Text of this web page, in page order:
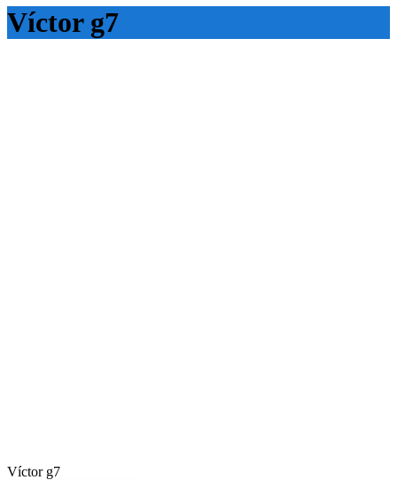
Víctor g7
Víctor g7